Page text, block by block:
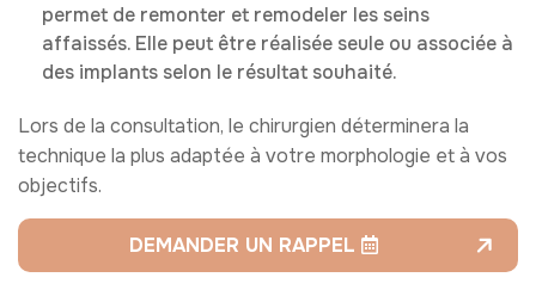
permet de remonter et remodeler les seins
affaissés. Elle peut être réalisée seule ou associée à
des implants selon le résultat souhaité.
Lors de la consultation, le chirurgien déterminera la
technique la plus adaptée à votre morphologie et à vos
objectifs.
DEMANDER UN RAPPEL